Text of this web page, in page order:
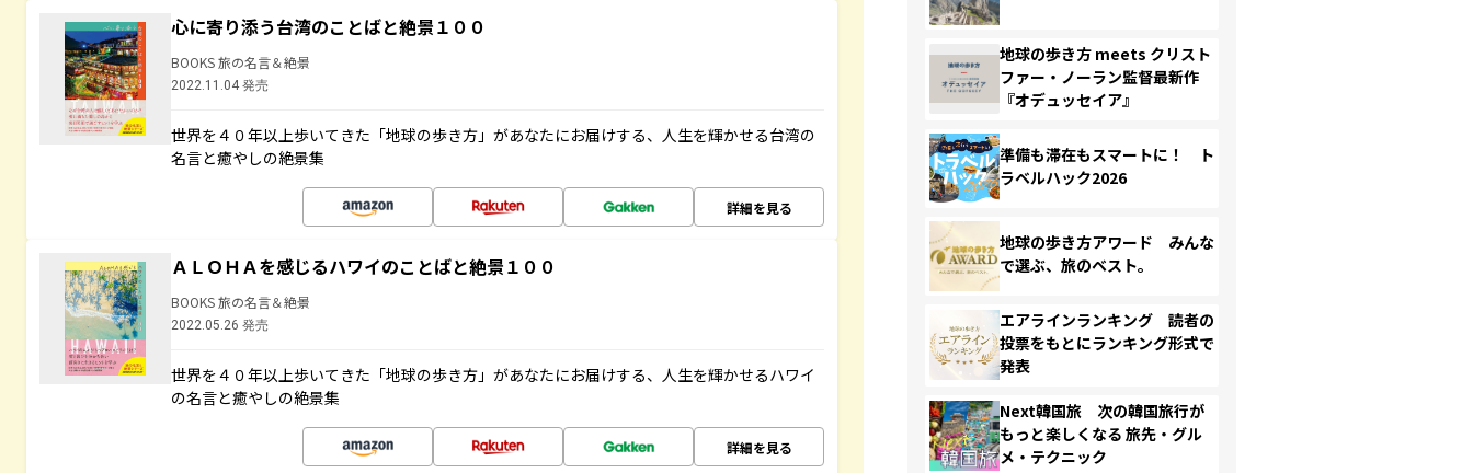
心に寄り添う台湾のことばと絶景１００
BOOKS 旅の名言＆絶景
2022.11.04 発売
世界を４０年以上歩いてきた「地球の歩き方」があなたにお届けする、人生を輝かせる台湾の
名言と癒やしの絶景集
詳細を見る
ＡＬＯＨＡを感じるハワイのことばと絶景１００
BOOKS 旅の名言＆絶景
2022.05.26 発売
世界を４０年以上歩いてきた「地球の歩き方」があなたにお届けする、人生を輝かせるハワイ
の名言と癒やしの絶景集
詳細を見る
地球の歩き方 meets クリスト
ファー・ノーラン監督最新作
『オデュッセイア』
準備も滞在もスマートに！ ト
ラベルハック2026
地球の歩き方アワード みんな
で選ぶ、旅のベスト。
エアラインランキング 読者の
投票をもとにランキング形式で
発表
Next韓国旅 次の韓国旅行が
もっと楽しくなる 旅先・グル
メ・テクニック